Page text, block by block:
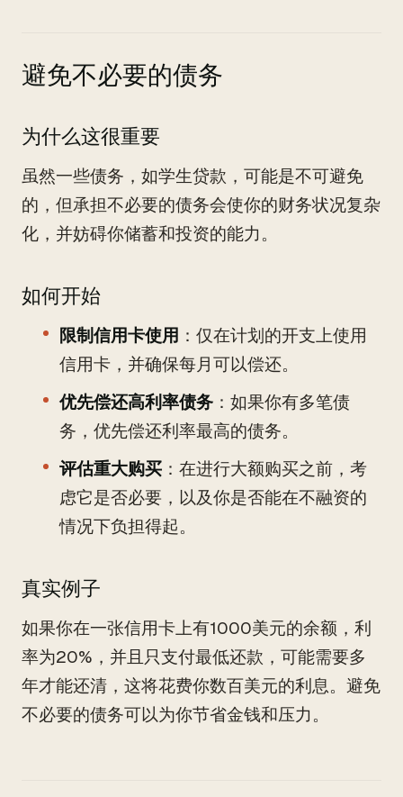
避免不必要的债务
为什么这很重要
虽然一些债务，如学生贷款，可能是不可避免
的，但承担不必要的债务会使你的财务状况复杂
化，并妨碍你储蓄和投资的能力。
如何开始
限制信用卡使用 ：仅在计划的开支上使用
信用卡，并确保每月可以偿还。
优先偿还高利率债务 ：如果你有多笔债
务，优先偿还利率最高的债务。
评估重大购买 ：在进行大额购买之前，考
虑它是否必要，以及你是否能在不融资的
情况下负担得起。
真实例子
如果你在一张信用卡上有1000美元的余额，利
率为20%，并且只支付最低还款，可能需要多
年才能还清，这将花费你数百美元的利息。避免
不必要的债务可以为你节省金钱和压力。